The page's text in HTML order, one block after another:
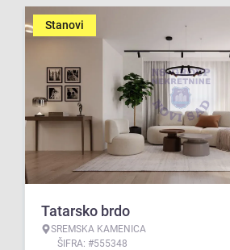
Stanovi
Tatarsko brdo
SREMSKA KAMENICA
ŠIFRA: #555348